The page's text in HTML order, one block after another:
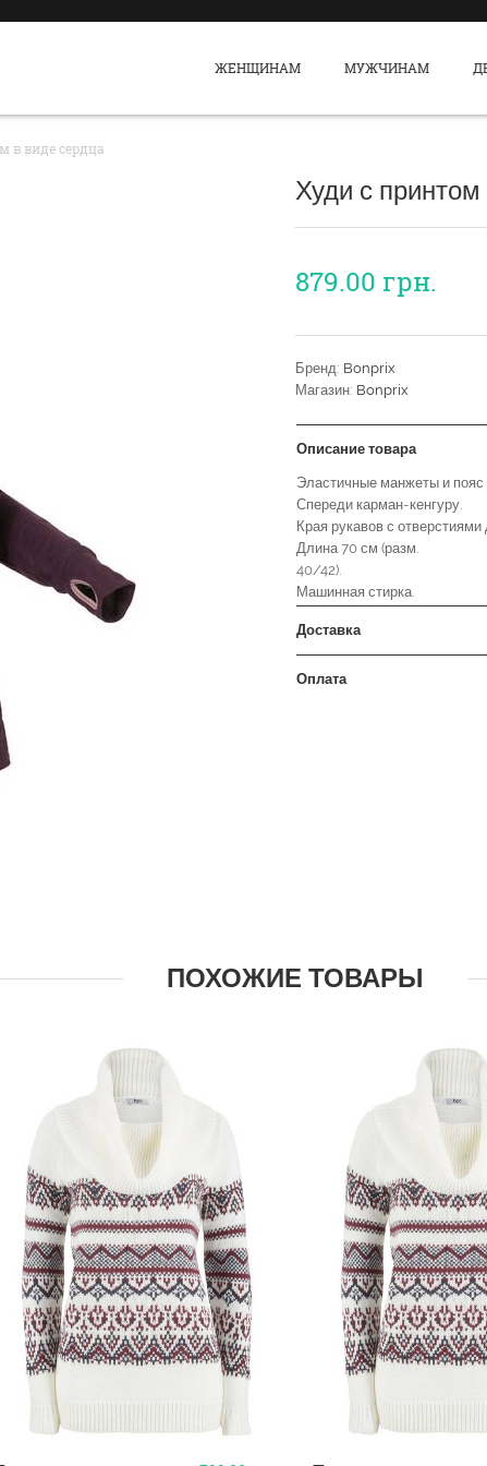
ЖЕНЩИНАМ МУЖЧИНАМ
в виде сердца
Худи с
879.00 грн.
Бренд: Bonprix
Магазин: Bonprix
Описание товара
Эластичные манжеты и пояс
Спереди карман-кенгуру.
Края рукавов с
Длина 70 см (разм.
40/42).
Машинная стирка.
Доставка
Оплата
ПОХОЖИЕ ТОВАРЫ